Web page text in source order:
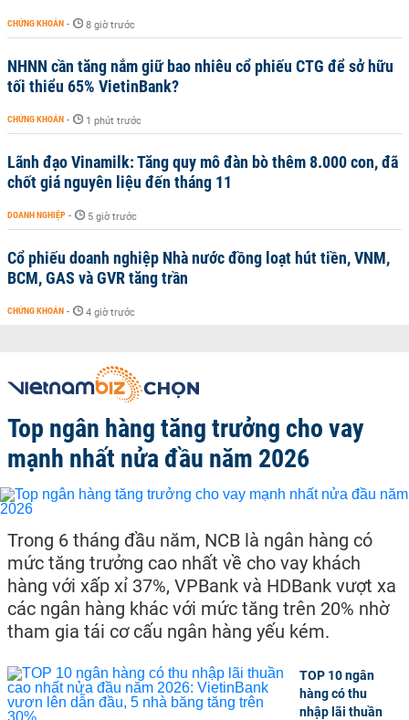
CHỨNG KHOÁN - 8 giờ trước
NHNN cần tăng nắm giữ bao nhiêu cổ phiếu CTG để sở hữu
tối thiểu 65% VietinBank?
CHỨNG KHOÁN - 1 phút trước
Lãnh đạo Vinamilk: Tăng quy mô đàn bò thêm 8.000 con, đã
chốt giá nguyên liệu đến tháng 11
DOANH NGHIỆP - 5 giờ trước
Cổ phiếu doanh nghiệp Nhà nước đồng loạt hút tiền, VNM,
BCM, GAS và GVR tăng trần
CHỨNG KHOÁN - 4 giờ trước
Top ngân hàng tăng trưởng cho vay
mạnh nhất nửa đầu năm 2026
Trong 6 tháng đầu năm, NCB là ngân hàng có
mức tăng trưởng cao nhất về cho vay khách
hàng với xấp xỉ 37%, VPBank và HDBank vượt xa
các ngân hàng khác với mức tăng trên 20% nhờ
tham gia tái cơ cấu ngân hàng yếu kém.
TOP 10 ngân
hàng có thu
nhập lãi thuần